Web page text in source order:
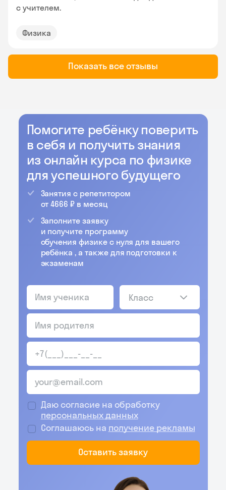
с учителем.
Физика
Показать все отзывы
Помогите ребёнку поверить
в себя и получить знания
из онлайн курса по физике
для успешного будущего
Занятия с репетитором
от 4666 ₽ в месяц
Заполните заявку
и получите программу
обучения физике с нуля для вашего
ребёнка , а также для подготовки к
экзаменам
Класс
Даю согласие на обработку
персональных данных
Соглашаюсь на получение рекламы
Оставить заявку